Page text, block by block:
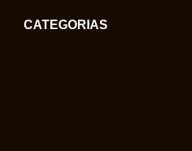
CATEGORIAS